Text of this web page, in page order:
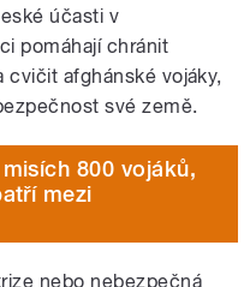
účasti v
pomáhají chránit
cvičit afghánské vojáky,
své země.
800 vojáků,
mezi
nebo nebezpečná